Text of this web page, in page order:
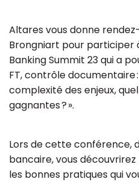
Altares vous donne
Brongniart pour participer
Banking Summit 23 qui a
FT, contrôle documentaire
complexité des enjeux,
gagnantes ? ».
Lors de cette conférence,
bancaire, vous
les bonnes pratiques qui